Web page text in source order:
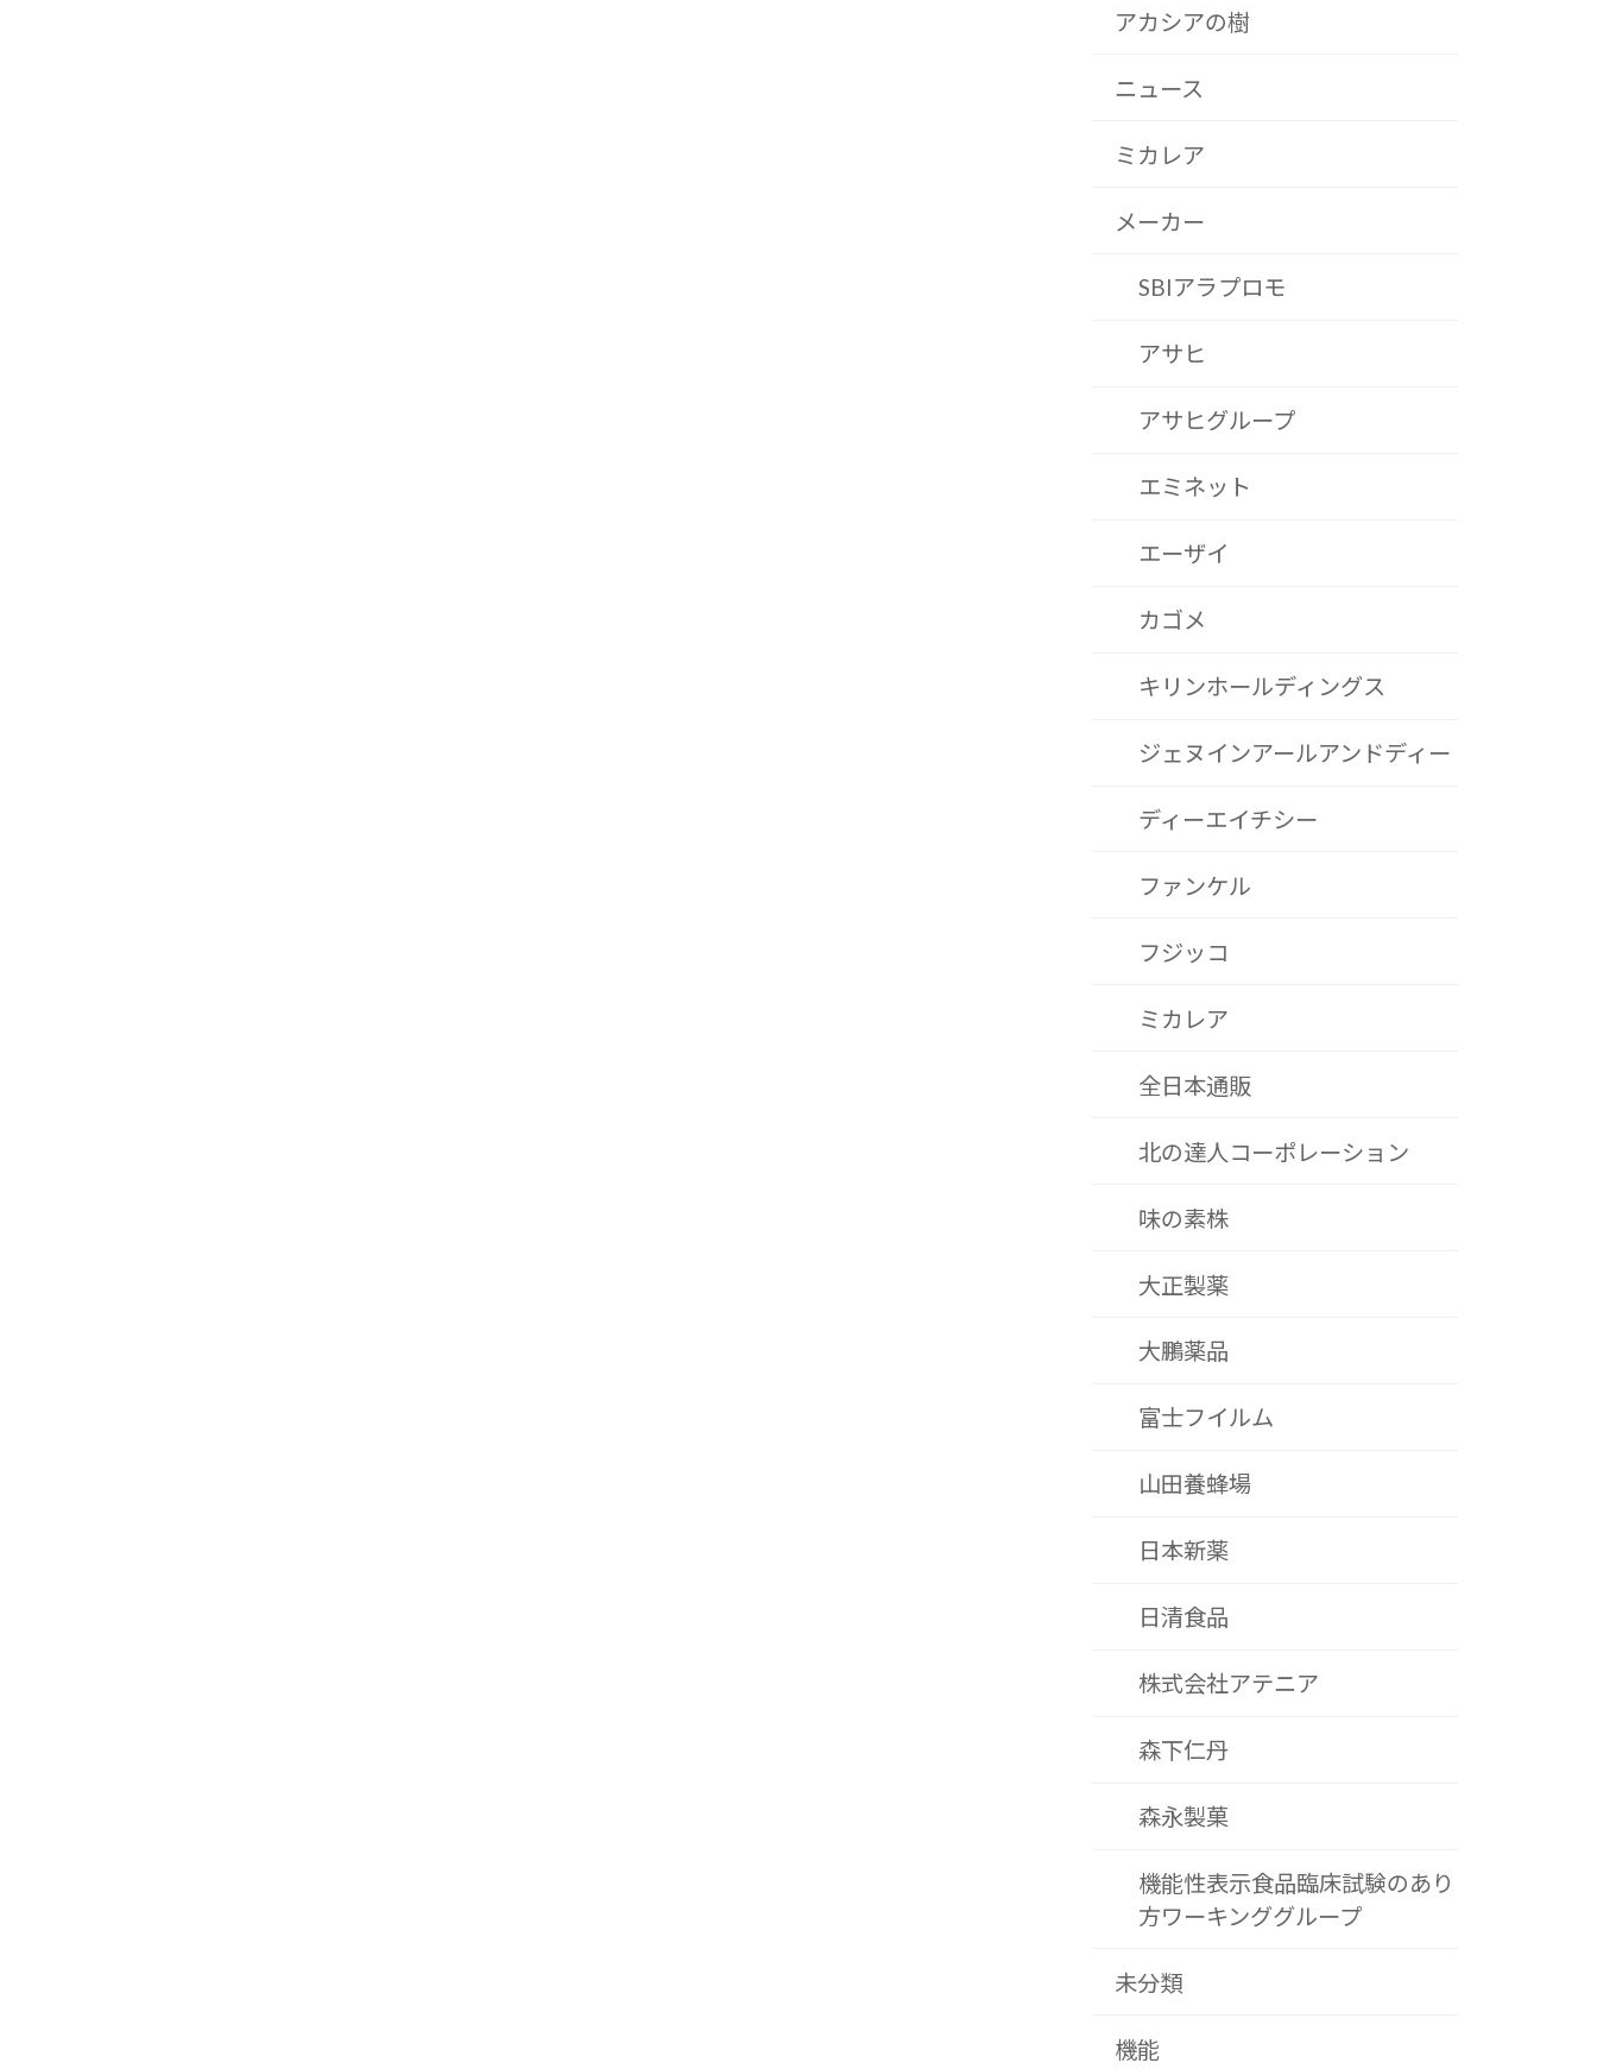
アカシアの樹
ニュース
ミカレア
メーカー
SBIアラプロモ
アサヒ
アサヒグループ
エミネット
エーザイ
カゴメ
キリンホールディングス
ジェヌインアールアンドディー
ディーエイチシー
ファンケル
フジッコ
ミカレア
全日本通販
北の達人コーポレーション
味の素株
大正製薬
大鵬薬品
富士フイルム
山田養蜂場
日本新薬
日清食品
株式会社アテニア
森下仁丹
森永製菓
機能性表示食品臨床試験のあり
方ワーキンググループ
未分類
機能